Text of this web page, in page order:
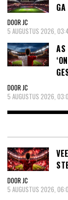
DOOR JC
5 AUGUSTUS 2026,
AS
DOOR JC
5 AUGUSTUS 2026,
DOOR JC
5 AUGUSTUS 2026,